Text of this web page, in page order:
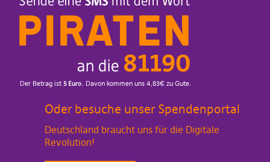
Oder besuche unser Spendenportal
Deutschland braucht uns für die Digitale
Revolution!